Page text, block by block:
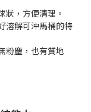
狀，方便清理。
溶解可沖馬桶的特
粉塵，也有質地